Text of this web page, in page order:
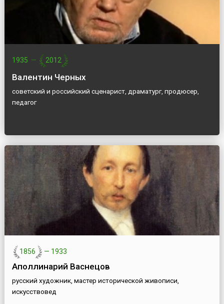
1935 — 2012
Валентин Черных
советский и российский сценарист, драматург, продюсер,
педагог
1856 — 1933
Аполлинарий Васнецов
русский художник, мастер исторической живописи,
искусствовед